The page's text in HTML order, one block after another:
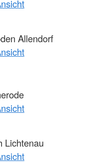
Allendorf
Lichtenau